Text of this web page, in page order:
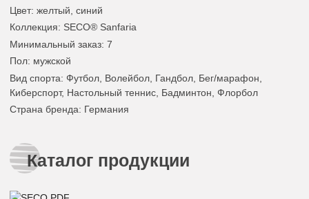
Цвет: желтый синий
Коллекция: SECO® Sanfaria
Минимальный заказ: 7
Пол: мужской
Вид спорта: Футбол, Волейбол, Гандбол, Бег/марафон,
Киберспорт, Настольный теннис, Бадминтон, Флорбол
Страна бренда: Германия
Каталог продукции